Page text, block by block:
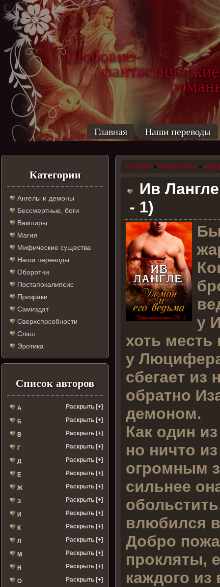
Любовно-
фантастические
Главная Наши переводы
Категории
Ангелы и демоны
Бессмертные, боги
Вампиры
Магия
Мифические существа
Наши переводы
Оборотни
Постапокалипсис
Призраки
Самиздат
Сверхспособности
Слэш
Эротика
Список авторов
А Раскрыть [+]
Б Раскрыть [+]
В Раскрыть [+]
Г Раскрыть [+]
Д Раскрыть [+]
Е Раскрыть [+]
Ж Раскрыть [+]
З Раскрыть [+]
И Раскрыть [+]
К Раскрыть [+]
Л Раскрыть [+]
М Раскрыть [+]
Н Раскрыть [+]
О Раскрыть [+]
Главная » Библиотека»
Ив
- 1)
у
хоть месть
у
сбегает из
обратно
демоном.
Как один
но ничто
огромным
сильнее
влюбился в
Добро
прокляты,
каждого из